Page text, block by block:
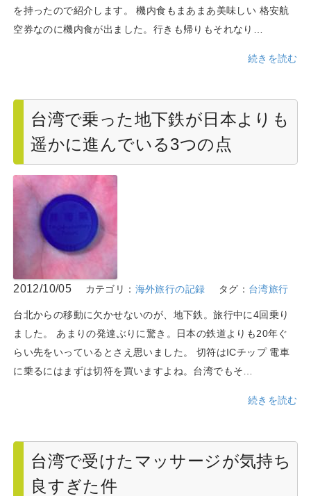
を持ったので紹介します。 機内食もまあまあ美味しい 格安航
空券なのに機内食が出ました。行きも帰りもそれなり…
続きを読む
台湾で乗った地下鉄が日本よりも
遥かに進んでいる3つの点
2012/10/05 カテゴリ： 海外旅行の記録 タグ： 台湾旅行
台北からの移動に欠かせないのが、地下鉄。旅行中に4回乗り
ました。 あまりの発達ぶりに驚き。日本の鉄道よりも20年ぐ
らい先をいっているとさえ思いました。 切符はICチップ 電車
に乗るにはまずは切符を買いますよね。台湾でもそ…
続きを読む
台湾で受けたマッサージが気持ち
良すぎた件